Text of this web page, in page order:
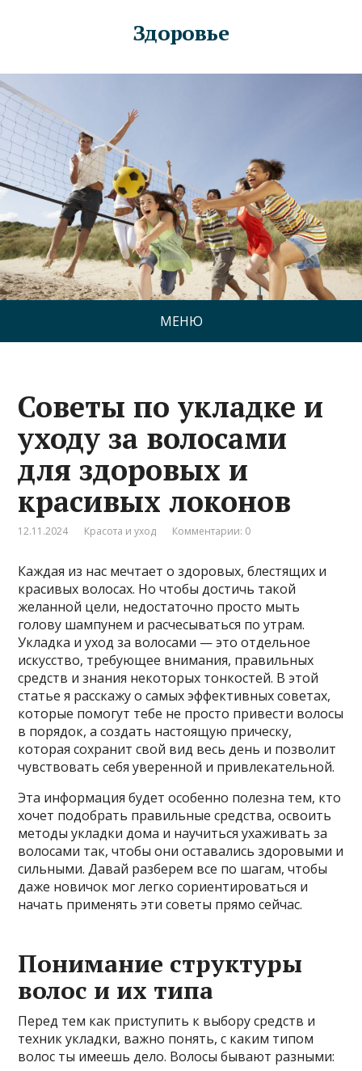
Здоровье
МЕНЮ
Советы по укладке и
уходу за волосами
для здоровых и
красивых локонов
12.11.2024 Красота и уход Комментарии: 0
Каждая из нас мечтает о здоровых, блестящих и
красивых волосах. Но чтобы достичь такой
желанной цели, недостаточно просто мыть
голову шампунем и расчесываться по утрам.
Укладка и уход за волосами — это отдельное
искусство, требующее внимания, правильных
средств и знания некоторых тонкостей. В этой
статье я расскажу о самых эффективных советах,
которые помогут тебе не просто привести волосы
в порядок, а создать настоящую прическу,
которая сохранит свой вид весь день и позволит
чувствовать себя уверенной и привлекательной.
Эта информация будет особенно полезна тем, кто
хочет подобрать правильные средства, освоить
методы укладки дома и научиться ухаживать за
волосами так, чтобы они оставались здоровыми и
сильными. Давай разберем все по шагам, чтобы
даже новичок мог легко сориентироваться и
начать применять эти советы прямо сейчас.
Понимание структуры
волос и их типа
Перед тем как приступить к выбору средств и
техник укладки, важно понять, с каким типом
волос ты имеешь дело. Волосы бывают разными: